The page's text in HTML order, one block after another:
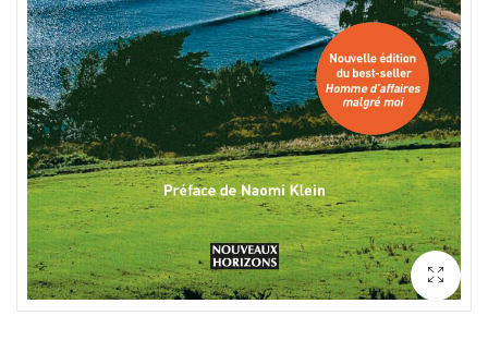
L'Art du pitch : Trouver l'accroche... OREN KLAFF
Note
3.00
sur 5
6000CFA
Apprendre à
Note4.00
sur 5
3500CFA